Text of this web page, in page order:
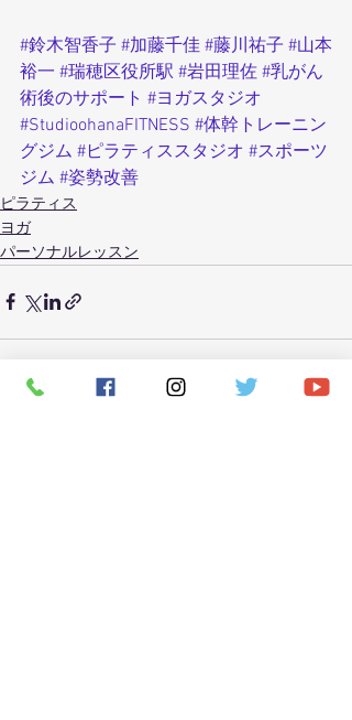
#鈴木智香子 #加藤千佳 #藤川祐子 #山本
裕一 #瑞穂区役所駅 #岩田理佐 #乳がん
術後のサポート #ヨガスタジオ
#StudioohanaFITNESS #体幹トレーニン
グジム #ピラティススタジオ #スポーツ
ジム #姿勢改善
ピラティス
ヨガ
パーソナルレッスン